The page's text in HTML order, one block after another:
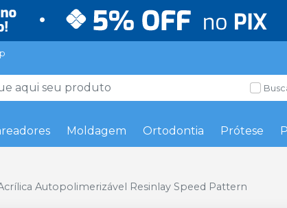
Moldagem Ortodontia Prótese
Autopolimerizável Resinlay Speed Pattern